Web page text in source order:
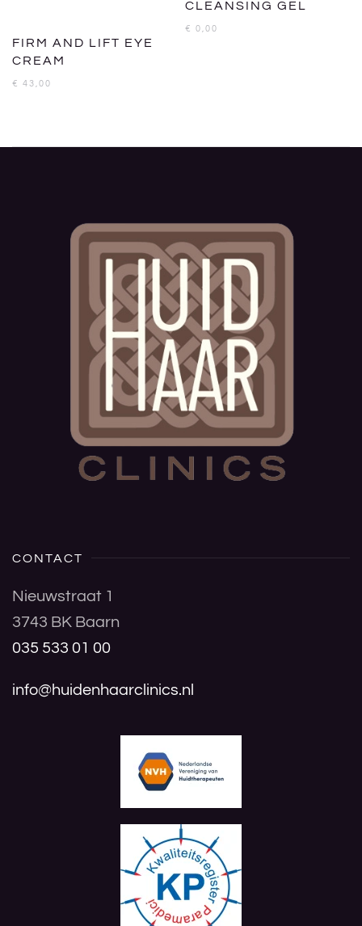
FIRM AND LIFT EYE
CREAM
€ 43,00
CLEANSING GEL
€ 0,00
CONTACT
Nieuwstraat 1
3743 BK Baarn
035 533 01 00
info@huidenhaarclinics.nl